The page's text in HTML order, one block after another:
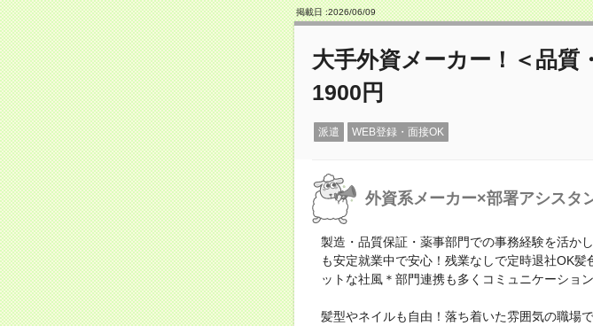
掲載日 :2026/06/09
大手外資メーカー！＜品質
1900円
派遣 WEB登録・面接OK
外資系メーカー×部署アシスタ
製造・品質保証・薬事部門での事務経験を活か
も安定就業中で安心！残業なしで定時退社OK
ットな社風＊部門連携も多くコミュニケーショ
髪型やネイルも自由！落ち着いた雰囲気の職場